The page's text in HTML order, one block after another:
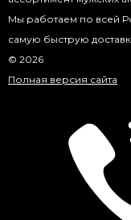
Мы работаем по всей
самую быструю
© 2026
Полная версия сайта